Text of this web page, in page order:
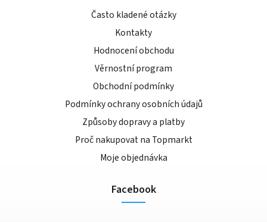
Často kladené otázky
Kontakty
Hodnocení obchodu
Věrnostní program
Obchodní podmínky
Podmínky ochrany osobních údajů
Způsoby dopravy a platby
Proč nakupovat na Topmarkt
Moje objednávka
Facebook